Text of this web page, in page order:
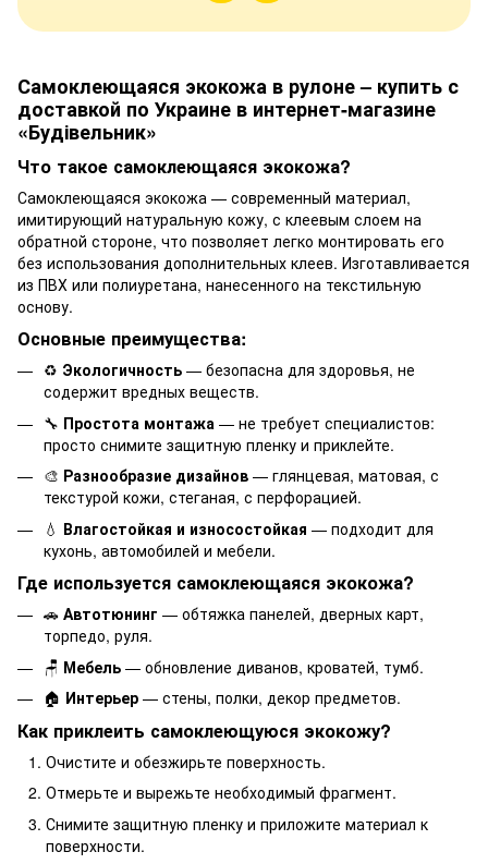
Самоклеющаяся экокожа в рулоне – купить с
доставкой по Украине в интернет-магазине
«Будівельник»
Что такое самоклеющаяся экокожа?
Самоклеющаяся экокожа — современный материал,
имитирующий натуральную кожу, с клеевым слоем на
обратной стороне, что позволяет легко монтировать его
без использования дополнительных клеев. Изготавливается
из ПВХ или полиуретана, нанесенного на текстильную
основу.
Основные преимущества:
♻️ Экологичность — безопасна для здоровья, не
содержит вредных веществ.
🔧 Простота монтажа — не требует специалистов:
просто снимите защитную пленку и приклейте.
🎨 Разнообразие дизайнов — глянцевая, матовая, с
текстурой кожи, стеганая, с перфорацией.
💧 Влагостойкая и износостойкая — подходит для
кухонь, автомобилей и мебели.
Где используется самоклеющаяся экокожа?
🚗 Автотюнинг — обтяжка панелей, дверных карт,
торпедо, руля.
🪑 Мебель — обновление диванов, кроватей, тумб.
🏠 Интерьер — стены, полки, декор предметов.
Как приклеить самоклеющуюся экокожу?
Очистите и обезжирьте поверхность.
Отмерьте и вырежьте необходимый фрагмент.
Снимите защитную пленку и приложите материал к
поверхности.